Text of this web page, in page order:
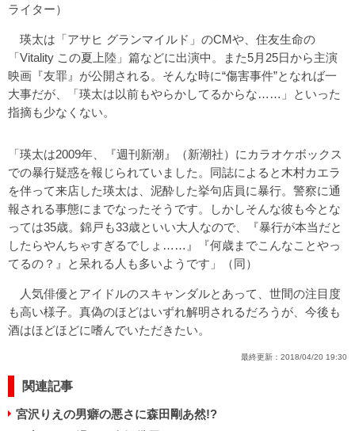
ライター）
瑛太は「アサヒ グランマイルド」のCMや、住友生命の
「Vitality この夏上陸」篇などに出演中。また5月25日から主演
映画『友罪』が公開される。そんな時に“傷害事件”となれば一
大事だが、「瑛太は以前もやらかしてるからな……」といった
指摘も少なくない。
「瑛太は2009年、『週刊新潮』（新潮社）にカラオケボックス
での暴行疑惑を報じられていました。同誌によると木村カエラ
を伴って来店した瑛太は、泥酔した挙句店員に暴行。警察に通
報される事態にまでなったそうです。しかしそんな彼も今とな
っては35歳。錦戸も33歳といい大人なので、『暴行が本当だと
したらやんちゃすぎるでしょ……』『何歳までこんなことやっ
てるの？』と呆れる人も多いようです」（同）
人気俳優とアイドルのスキャンダルとあって、世間の注目度
も高い様子。真偽のほどはいずれ解明されるだろうが、今後も
酒はほどほどに嗜んでいただきたい。
最終更新： 2018/04/20 19:30
関連記事
宮沢りえの男癖の悪さに森田剛あ然!?